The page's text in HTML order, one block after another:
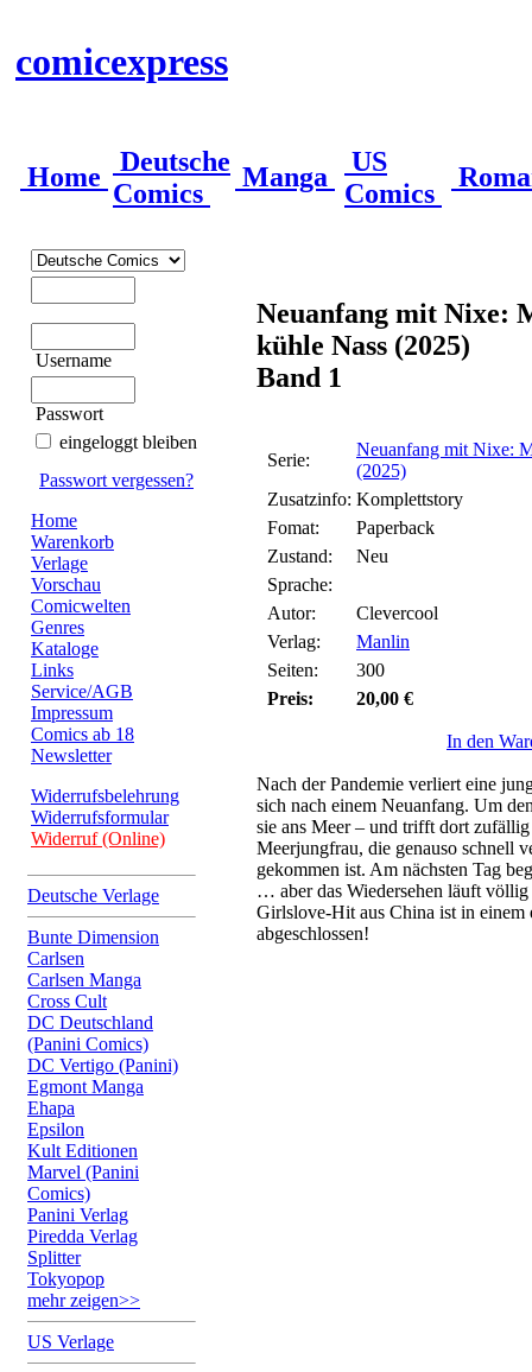
comicexpress
Home
Deutsche
Comics
Manga
US
Comics
Username
Passwort
eingeloggt bleiben
Passwort vergessen?
Home
Warenkorb
Verlage
Vorschau
Comicwelten
Genres
Kataloge
Links
Service/AGB
Impressum
Comics ab 18
Newsletter
Widerrufsbelehrung
Widerrufsformular
Widerruf (Online)
Deutsche Verlage
Bunte Dimension
Carlsen
Carlsen Manga
Cross Cult
DC Deutschland
(Panini Comics)
DC Vertigo (Panini)
Egmont Manga
Ehapa
Epsilon
Kult Editionen
Marvel (Panini
Comics)
Panini Verlag
Piredda Verlag
Splitter
Tokyopop
mehr zeigen>>
US Verlage
Neuanfang mit Nixe:
kühle Nass (2025)
Band 1
Serie:
Neuanfang mit Nixe:
(2025)
Zusatzinfo: Komplettstory
Fomat:
Paperback
Zustand:
Neu
Sprache:
Autor:
Clevercool
Verlag:
Manlin
Seiten:
300
Preis:
20,00 €
In den
Nach der Pandemie verliert eine
sich nach einem Neuanfang. Um
sie ans Meer – und trifft dort zufällig
Meerjungfrau, die genauso schnell
gekommen ist. Am nächsten Tag
… aber das Wiedersehen läuft völlig
Girlslove-Hit aus China ist in
abgeschlossen!